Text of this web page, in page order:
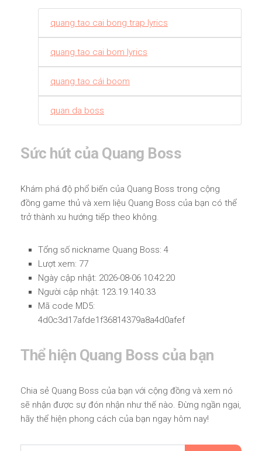
quang tao cai bong trap lyrics
quang tao cai bom lyrics
quang tao cái boom
quan da boss
Sức hút của Quang Boss
Khám phá độ phổ biến của Quang Boss trong cộng
đồng game thủ và xem liệu Quang Boss của bạn có thể
trở thành xu hướng tiếp theo không.
Tổng số nickname Quang Boss: 4
Lượt xem: 77
Ngày cập nhật: 2026-08-06 10:42:20
Người cập nhật: 123.19.140.33
Mã code MD5:
4d0c3d17afde1f36814379a8a4d0afef
Thể hiện Quang Boss của bạn
Chia sẻ Quang Boss của bạn với cộng đồng và xem nó
sẽ nhận được sự đón nhận như thế nào. Đừng ngần ngại,
hãy thể hiện phong cách của bạn ngay hôm nay!